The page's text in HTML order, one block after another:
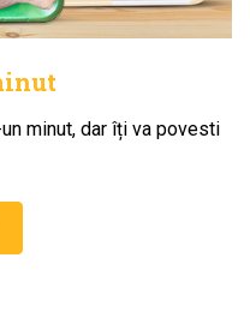
minut, dar îți va povesti